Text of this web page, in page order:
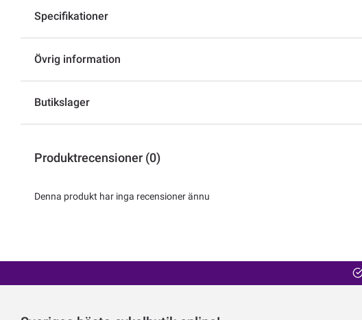
Specifikationer
Övrig information
Butikslager
Produktrecensioner (0)
Denna produkt har inga recensioner ännu